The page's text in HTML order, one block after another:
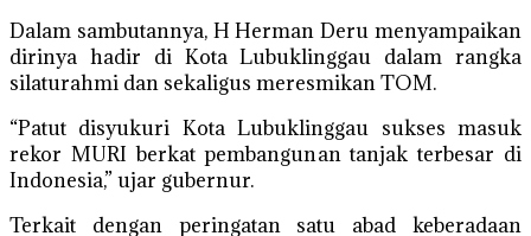
Dalam sambutannya, H Herman Deru menyampaikan
dirinya hadir di Kota Lubuklinggau dalam rangka
silaturahmi dan sekaligus meresmikan TOM.
“Patut disyukuri Kota Lubuklinggau sukses masuk
rekor MURI berkat pembangunan tanjak terbesar di
Indonesia,” ujar gubernur.
Terkait dengan peringatan satu abad keberadaan